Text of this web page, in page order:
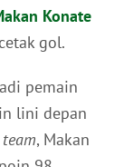
Konate
gol.
pemain
lini depan
, Makan